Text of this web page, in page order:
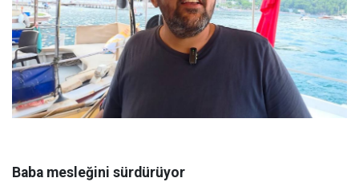
Baba mesleğini sürdürüyor